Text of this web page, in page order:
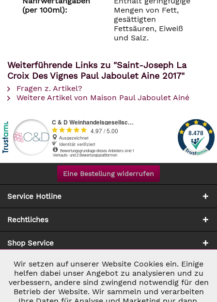
(per 100ml):
Mengen von Fett,
gesättigten
Fettsäuren, Eiweiß
und Salz.
Weiterführende Links zu "Saint-Joseph La
Croix Des Vignes Paul Jaboulet Aine 2017"
Fragen z. Artikel?
Weitere Artikel von Maison Paul Jaboulet Ainé
Eine Bestellung widerrufen
Service Hotline
Rechtliches
Shop Service
Zahlung & Versand
Notwendig Aktiv
Marketing Inaktiv
Wir setzen auf unserer Website Cookies ein. Einige
helfen dabei unser Angebot zu analysieren und zu
verbessern, andere sind zwingend notwendig für den
Betrieb der Website. Wir sammeln und verarbeiten